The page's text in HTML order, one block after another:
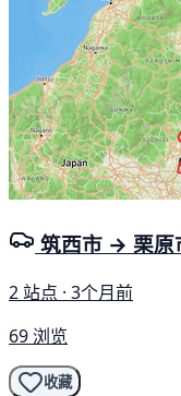
筑西市 → 栗原
2 站点 · 3个月前
69 浏览
收藏